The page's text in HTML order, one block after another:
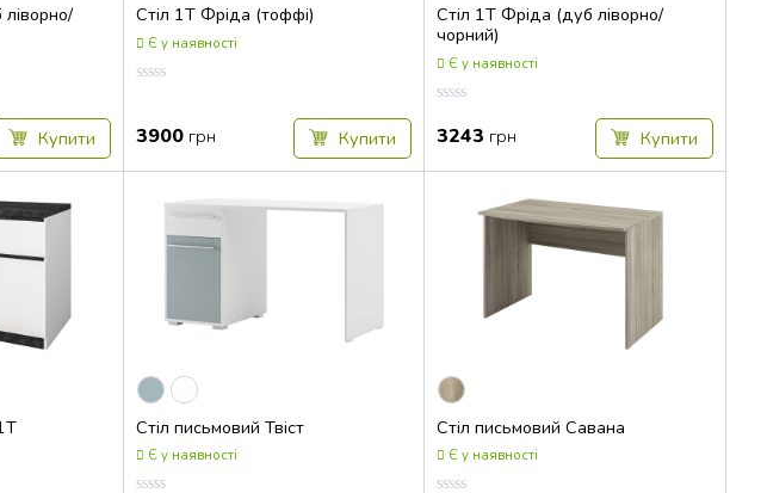
Купити
Стіл 1Т Фріда (тоффі)
Є у наявності
з
5
3900 грн Купити
Стіл 1Т Фріда (дуб ліворно/
чорний)
Є у наявності
0.00
з
3243 грн Купити
Стіл письмовий Твіст
Є у наявності
Стіл письмовий Савана
Є у наявності